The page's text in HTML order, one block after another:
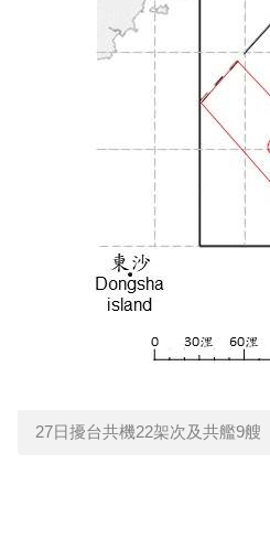
27日擾台共機22架次及共艦9艘